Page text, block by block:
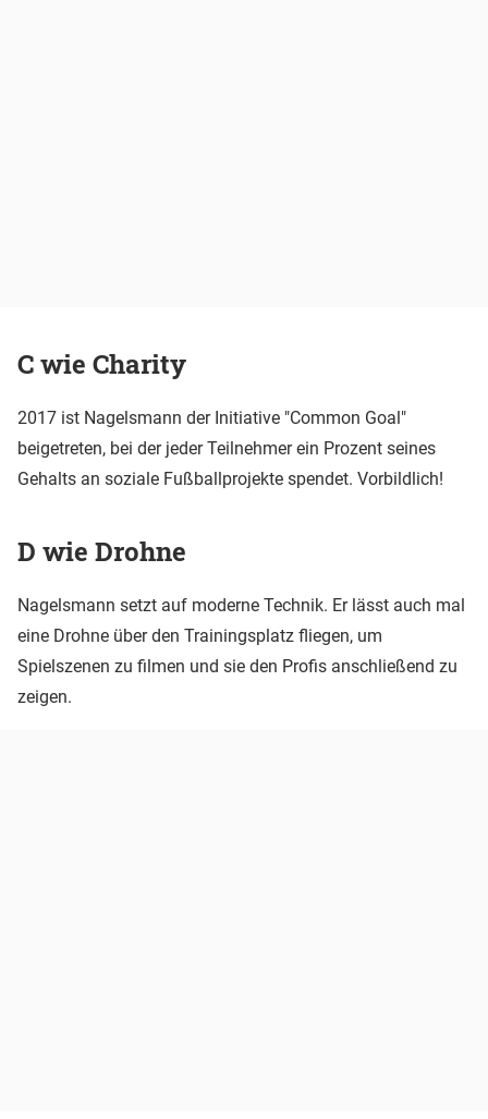
C wie Charity
2017 ist Nagelsmann der Initiative "Common Goal"
beigetreten, bei der jeder Teilnehmer ein Prozent seines
Gehalts an soziale Fußballprojekte spendet. Vorbildlich!
D wie Drohne
Nagelsmann setzt auf moderne Technik. Er lässt auch mal
eine Drohne über den Trainingsplatz fliegen, um
Spielszenen zu filmen und sie den Profis anschließend zu
zeigen.